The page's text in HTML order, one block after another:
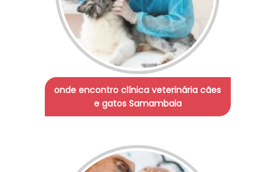
onde encontro clínica veterinária cães
e gatos Samambaia